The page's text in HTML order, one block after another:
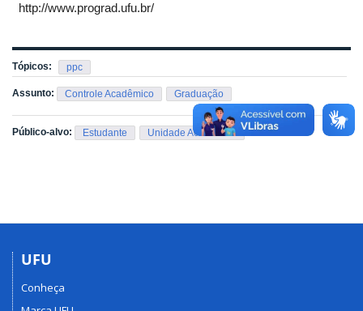
http://www.prograd.ufu.br/
Tópicos: ppc
Assunto: Controle Acadêmico Graduação
Público-alvo: Estudante Unidade Acadêmica
UFU
Conheça